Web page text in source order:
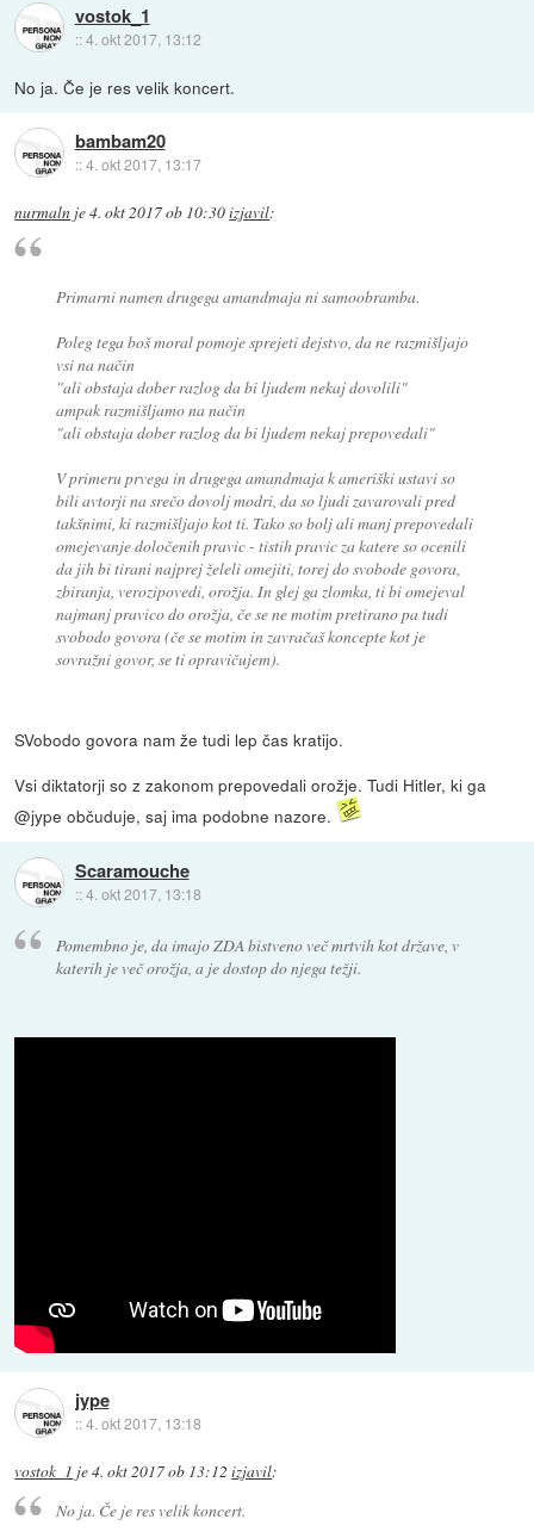
vostok_1
::4. okt 2017, 13:12
No ja. Če je res velik koncert.
bambam20
::4. okt 2017, 13:17
nurmaln je4. okt 2017 ob 10:30izjavil:
Primarni namen drugega amandmaja ni samoobramba.
Poleg tega boš moral pomoje sprejeti dejstvo, da ne razmišljajo
vsi na način
"ali obstaja dober razlog da bi ljudem nekaj dovolili"
ampak razmišljamo na način
"ali obstaja dober razlog da bi ljudem nekaj prepovedali"
V primeru prvega in drugega amandmaja k ameriški ustavi so
bili avtorji na srečo dovolj modri, da so ljudi zavarovali pred
takšnimi, ki razmišljajo kot ti. Tako so bolj ali manj prepovedali
omejevanje določenih pravic - tistih pravic za katere so ocenili
da jih bi tirani najprej želeli omejiti, torej do svobode govora,
zbiranja, verozipovedi, orožja. In glej ga zlomka, ti bi omejeval
najmanj pravico do orožja, če se ne motim pretirano pa tudi
svobodo govora (če se motim in zavračaš koncepte kot je
sovražni govor, se ti opravičujem).
SVobodo govora nam že tudi lep čas kratijo.
Vsi diktatorji so z zakonom prepovedali orožje. Tudi Hitler, ki ga
@jype občuduje, saj ima podobne nazore.
Scaramouche
::4. okt 2017, 13:18
Pomembno je, da imajo ZDA bistveno več mrtvih kot države, v
katerih je več orožja, a je dostop do njega težji.
jype
::4. okt 2017, 13:18
vostok_1 je4. okt 2017 ob 13:12 izjavil:
No ja. Če je res velik koncert.